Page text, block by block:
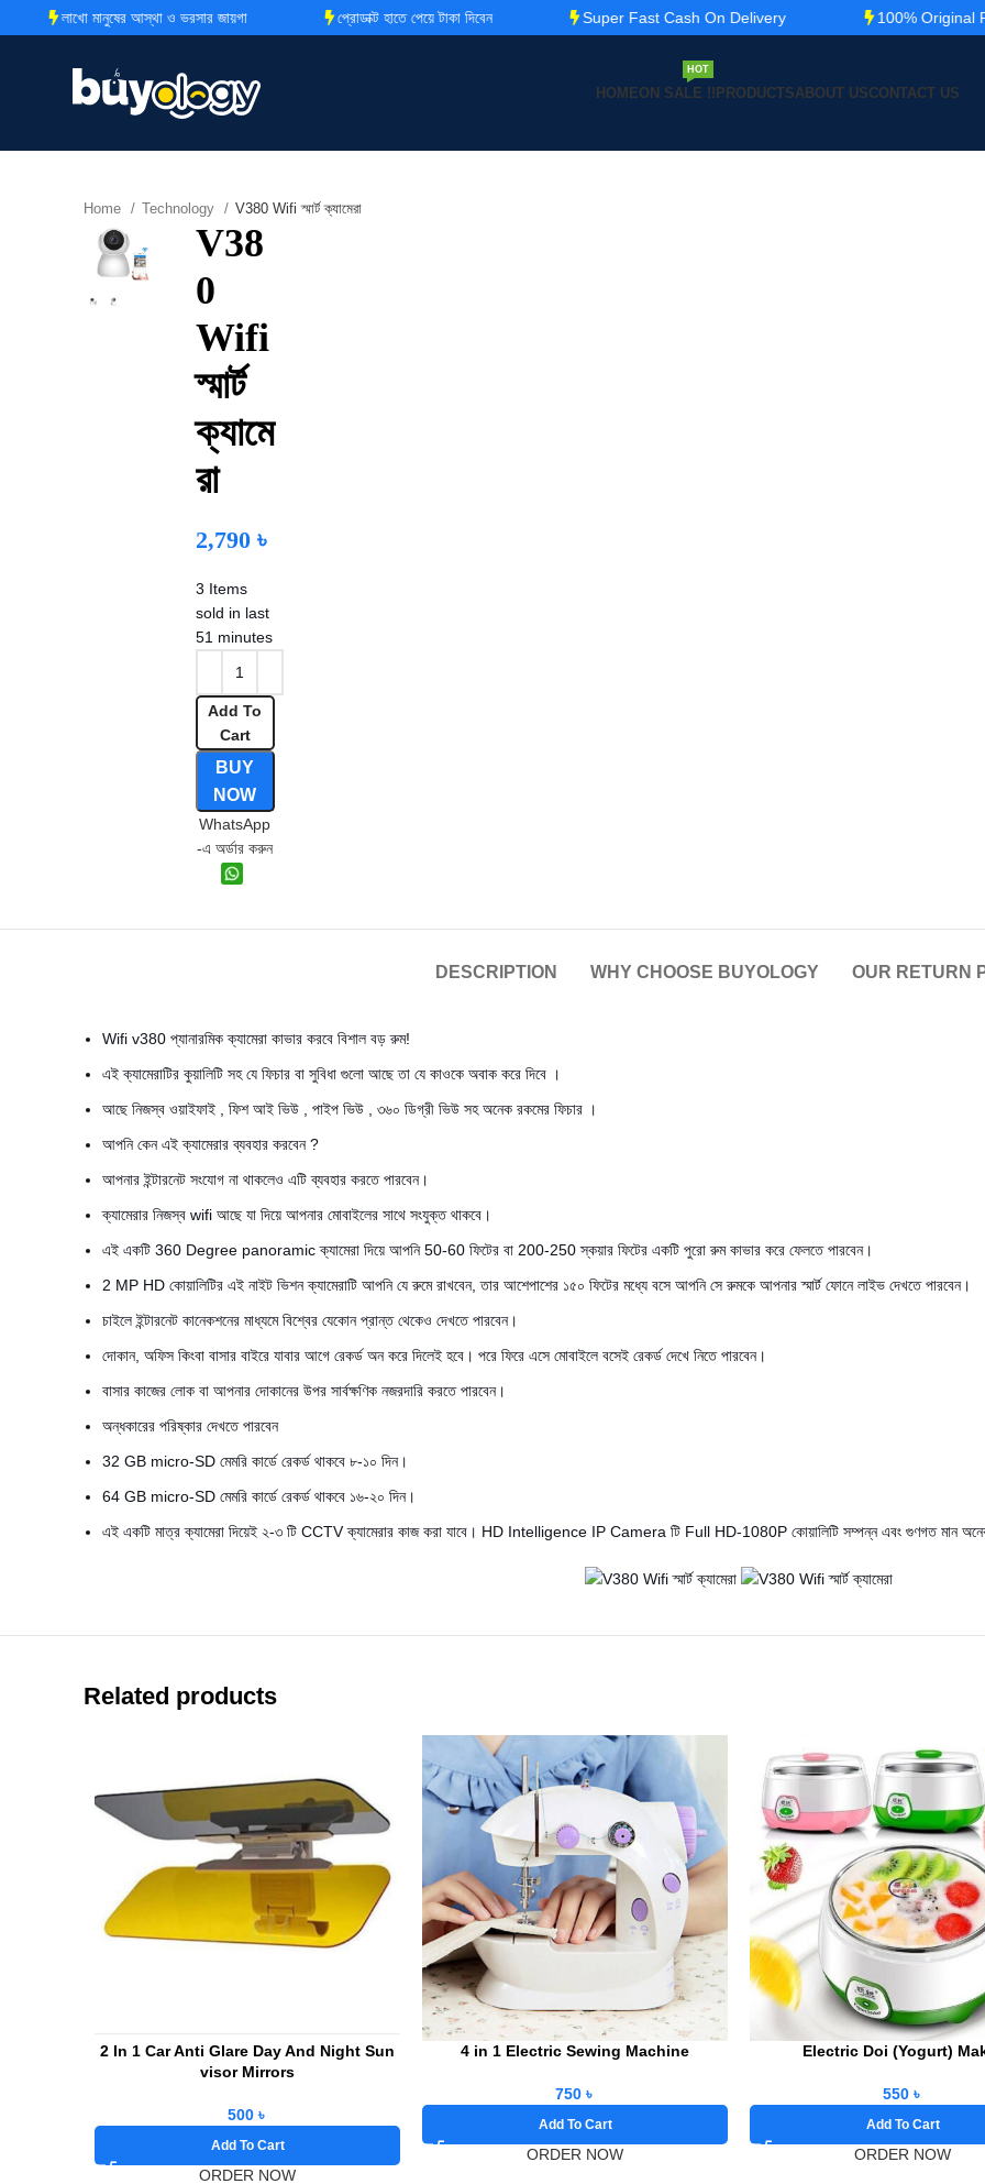
HOMEON SALE !!
HOT
PRODUCTSABOUT USCONTACT US
Home Technology V380 Wifi স্মার্ট ক্যামেরা
V38
0
Wifi
স্মার্ট
ক্যামে
রা
2,790৳
3 Items
sold in last
51 minutes
Add To
Cart
BUY
NOW
WhatsApp
-এ অর্ডার করুন
DESCRIPTION WHY CHOOSE BUYOLOGY OUR RETURN
Wifi v380 প্যানারমিক ক্যামেরা কাভার করবে বিশাল বড় রুম!
এই ক্যামেরাটির কুয়ালিটি সহ যে ফিচার বা সুবিধা গুলো আছে তা যে কাওকে অবাক করে দিবে ।
আছে নিজস্ব ওয়াইফাই , ফিশ আই ভিউ , পাইপ ভিউ , ৩৬০ ডিগ্রী ভিউ সহ অনেক রকমের ফিচার ।
আপনি কেন এই ক্যামেরার ব্যবহার করবেন ?
আপনার ইন্টারনেট সংযোগ না থাকলেও এটি ব্যবহার করতে পারবেন।
ক্যামেরার নিজস্ব wifi আছে যা দিয়ে আপনার মোবাইলের সাথে সংযুক্ত থাকবে।
এই একটি 360 Degree panoramic ক্যামেরা দিয়ে আপনি 50-60 ফিটের বা 200-250 স্কয়ার ফিটের একটি পুরো রুম কাভার করে ফেলতে পারবেন।
2 MP HD কোয়ালিটির এই নাইট ভিশন ক্যামেরাটি আপনি যে রুমে রাখবেন, তার আশেপাশের ১৫০ ফিটের মধ্যে বসে আপনি সে রুমকে আপনার স্মার্ট ফোনে লাইভ দেখতে পারবেন।
চাইলে ইন্টারনেট কানেকশনের মাধ্যমে বিশ্বের যেকোন প্রান্ত থেকেও দেখতে পারবেন।
দোকান, অফিস কিংবা বাসার বাইরে যাবার আগে রেকর্ড অন করে দিলেই হবে। পরে ফিরে এসে মোবাইলে বসেই রেকর্ড দেখে নিতে পারবেন।
বাসার কাজের লোক বা আপনার দোকানের উপর সার্বক্ষণিক নজরদারি করতে পারবেন।
অন্ধকারের পরিষ্কার দেখতে পারবেন
32 GB micro-SD মেমরি কার্ডে রেকর্ড থাকবে ৮-১০ দিন।
64 GB micro-SD মেমরি কার্ডে রেকর্ড থাকবে ১৬-২০ দিন।
এই একটি মাত্র ক্যামেরা দিয়েই ২-৩ টি CCTV ক্যামেরার কাজ করা যাবে। HD Intelligence IP Camera টি Full HD-1080P কোয়ালিটি সম্পন্ন এবং গুণগত মান
Related products
2 In 1 Car Anti Glare Day And Night Sun
visor Mirrors
500 ৳
Add To Cart
ORDER NOW
4 in 1 Electric Sewing Machine
750 ৳
Add To Cart
ORDER NOW
Electric Doi (Yogurt)
550 ৳
Add To Cart
ORDER NOW
লাখো মানুষের আস্থা ও ভরসার জায়গা প্রোডাক্ট হাতে পেয়ে টাকা দিবেন Super Fast Cash On Delivery 100% Original Product